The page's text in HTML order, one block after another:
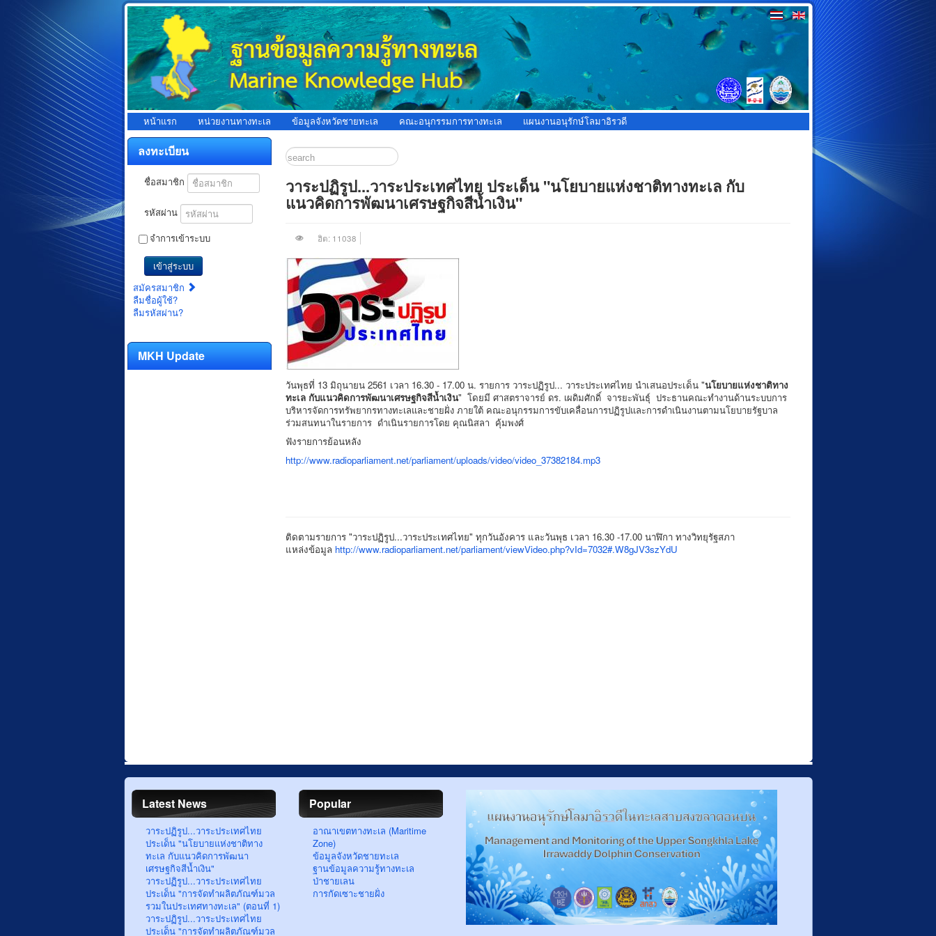
หน้าแรก หน่วยงานทางทะเล ข้อมูลจังหวัดชายทะเล คณะอนุกรรมการทางทะเล แผนงานอนุรักษ์โลมาอิรวดี
ลงทะเบียน
ชื่อสมาชิก
รหัสผ่าน
จำการเข้าระบบ
เข้าสู่ระบบ
สมัครสมาชิก
ลืมชื่อผู้ใช้?
ลืมรหัสผ่าน?
MKH Update
วาระปฏิรูป...วาระประเทศไทย ประเด็น "นโยบายแห่งชาติทางทะเล กับ
แนวคิดการพัฒนาเศรษฐกิจสีน้ำเงิน"
ฮิต: 11038
วันพุธที่ 13 มิถุนายน 2561 เวลา 16.30 - 17.00 น. รายการ วาระปฏิรูป... วาระประเทศไทย นำเสนอประเด็น "นโยบายแห่งชาติทาง
ทะเล กับแนวคิดการพัฒนาเศรษฐกิจสีน้ำเงิน" โดยมี ศาสตราจารย์ ดร. เผดิมศักดิ์ จารยะพันธ์ุ ประธานคณะทำงานด้านระบบการ
บริหารจัดการทรัพยากรทางทะเลและชายฝั่ง ภายใต้ คณะอนุกรรมการขับเคลื่อนการปฏิรูปและการดำเนินงานตามนโยบายรัฐบาล
ร่วมสนทนาในรายการ ดำเนินรายการโดย คุณนิสลา คุ้มพงศ์
ฟังรายการย้อนหลัง
http://www.radioparliament.net/parliament/uploads/video/video_37382184.mp3
ติดตามรายการ "วาระปฏิรูป...วาระประเทศไทย" ทุกวันอังคาร และวันพุธ เวลา 16.30 -17.00 นาฬิกา ทางวิทยุรัฐสภา
แหล่งข้อมูล http://www.radioparliament.net/parliament/viewVideo.php?vId=7032#.W8gJV3szYdU
Latest News
วาระปฏิรูป...วาระประเทศไทย
ประเด็น "นโยบายแห่งชาติทาง
ทะเล กับแนวคิดการพัฒนา
เศรษฐกิจสีน้ำเงิน"
วาระปฏิรูป...วาระประเทศไทย
ประเด็น "การจัดทำผลิตภัณฑ์มวล
รวมในประเทศทางทะเล" (ตอนที่ 1)
วาระปฏิรูป...วาระประเทศไทย
ประเด็น "การจัดทำผลิตภัณฑ์มวล
Popular
อาณาเขตทางทะเล (Maritime
Zone)
ข้อมูลจังหวัดชายทะเล
ฐานข้อมูลความรู้ทางทะเล
ป่าชายเลน
การกัดเซาะชายฝั่ง